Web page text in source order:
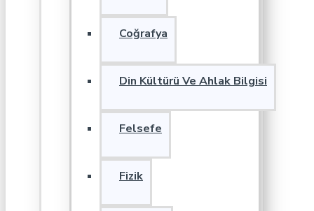
Coğrafya
Din Kültürü Ve Ahlak Bilgisi
Felsefe
Fizik